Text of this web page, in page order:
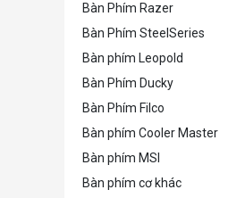
Bàn Phím Razer
Bàn Phím SteelSeries
Bàn phím Leopold
Bàn Phím Ducky
Bàn Phím Filco
Bàn phím Cooler Master
Bàn phím MSI
Bàn phím cơ khác